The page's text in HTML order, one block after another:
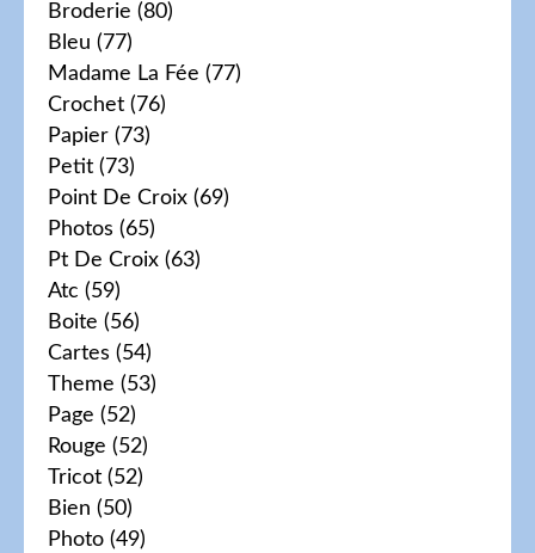
Broderie (80)
Bleu (77)
Madame La Fée (77)
Crochet (76)
Papier (73)
Petit (73)
Point De Croix (69)
Photos (65)
Pt De Croix (63)
Atc (59)
Boite (56)
Cartes (54)
Theme (53)
Page (52)
Rouge (52)
Tricot (52)
Bien (50)
Photo (49)